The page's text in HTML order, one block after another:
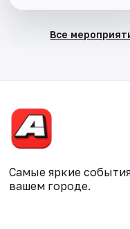
Все
Самые яркие
вашем городе.